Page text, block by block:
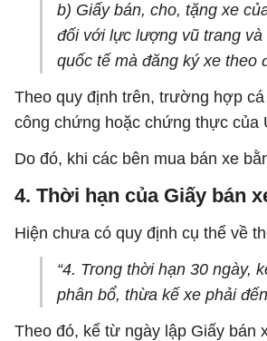
b) Giấy bán, cho, tặng xe
đối với lực lượng vũ trang
quốc tế mà đăng ký xe theo
Theo quy định trên, trường hợp
công chứng hoặc chứng thực của
Do đó, khi các bên mua bán xe
4. Thời hạn của Giấy bán
Hiện chưa có quy định cụ thể về
“4. Trong thời hạn 30 ngày,
phân bổ, thừa kế xe phải
Theo đó, kể từ ngày lập Giấy bán